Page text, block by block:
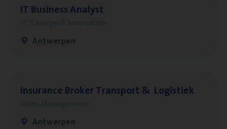
ITBusi­ness Analyst
Antwerpen
Insu­ran­ce Bro­ker Trans­port& Logistiek
Antwerpen